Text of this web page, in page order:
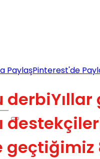
PaylaşPinterest'de